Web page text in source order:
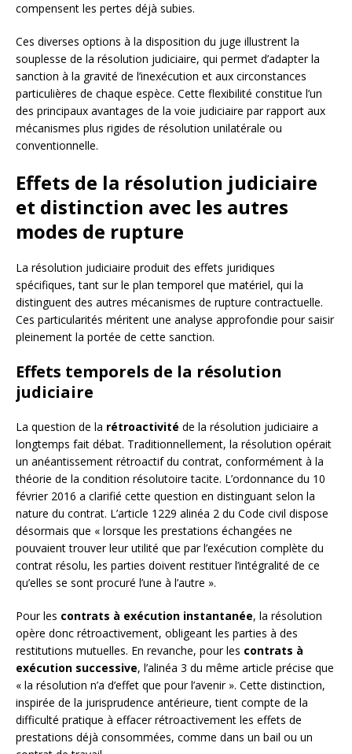
compensent les pertes déjà subies.
Ces diverses options à la disposition du juge illustrent la
souplesse de la résolution judiciaire, qui permet d’adapter la
sanction à la gravité de l’inexécution et aux circonstances
particulières de chaque espèce. Cette flexibilité constitue l’un
des principaux avantages de la voie judiciaire par rapport aux
mécanismes plus rigides de résolution unilatérale ou
conventionnelle.
Effets de la résolution judiciaire
et distinction avec les autres
modes de rupture
La résolution judiciaire produit des effets juridiques
spécifiques, tant sur le plan temporel que matériel, qui la
distinguent des autres mécanismes de rupture contractuelle.
Ces particularités méritent une analyse approfondie pour saisir
pleinement la portée de cette sanction.
Effets temporels de la résolution
judiciaire
La question de la rétroactivité de la résolution judiciaire a
longtemps fait débat. Traditionnellement, la résolution opérait
un anéantissement rétroactif du contrat, conformément à la
théorie de la condition résolutoire tacite. L’ordonnance du 10
février 2016 a clarifié cette question en distinguant selon la
nature du contrat. L’article 1229 alinéa 2 du Code civil dispose
désormais que « lorsque les prestations échangées ne
pouvaient trouver leur utilité que par l’exécution complète du
contrat résolu, les parties doivent restituer l’intégralité de ce
qu’elles se sont procuré l’une à l’autre ».
Pour les contrats à exécution instantanée, la résolution
opère donc rétroactivement, obligeant les parties à des
restitutions mutuelles. En revanche, pour les contrats à
exécution successive, l’alinéa 3 du même article précise que
« la résolution n’a d’effet que pour l’avenir ». Cette distinction,
inspirée de la jurisprudence antérieure, tient compte de la
difficulté pratique à effacer rétroactivement les effets de
prestations déjà consommées, comme dans un bail ou un